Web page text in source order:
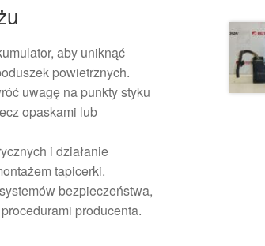
aby uniknąć
powietrznych.
uwagę na punkty styku
opaskami lub
i działanie
tapicerki.
bezpieczeństwa,
producenta.